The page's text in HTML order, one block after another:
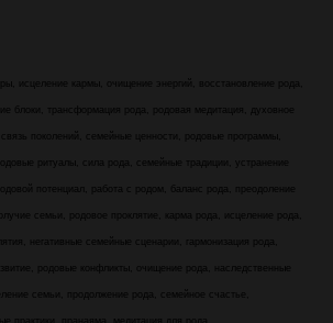
исцеление кармы, очищение энергий, восстановление рода,
блоки, трансформация рода, родовая медитация, духовное
поколений, семейные ценности, родовые программы,
ритуалы, сила рода, семейные традиции, устранение
потенциал, работа с родом, баланс рода, преодоление
семьи, родовое проклятие, карма рода, исцеление рода,
негативные семейные сценарии, гармонизация рода,
родовые конфликты, очищение рода, наследственные
семьи, продолжение рода, семейное счастье,
практики, пранаяма, медитация для рода